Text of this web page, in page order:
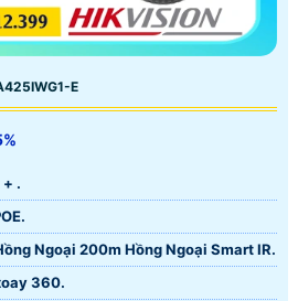
E
.
Ngoại 200m Hồng Ngoại Smart IR.
360.